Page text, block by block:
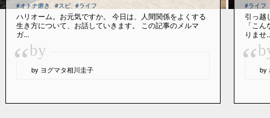
#オトナ磨き #スピ #ライフ
ハリオーム。お元気ですか。 今日は、人間関係をよくする
生き方について、お話していきます。 この記事のメルマ
ガ...
“by
by ヨグマタ相川圭子
#ライフ
引っ越
「こ
りませ
“ by